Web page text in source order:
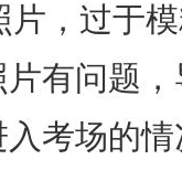
片，过于
有问题
考场的